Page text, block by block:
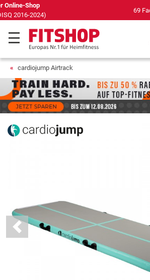
69 Fachmärkte vor Ort mit 75 eigenen
cardiojump Airtrack
Previous